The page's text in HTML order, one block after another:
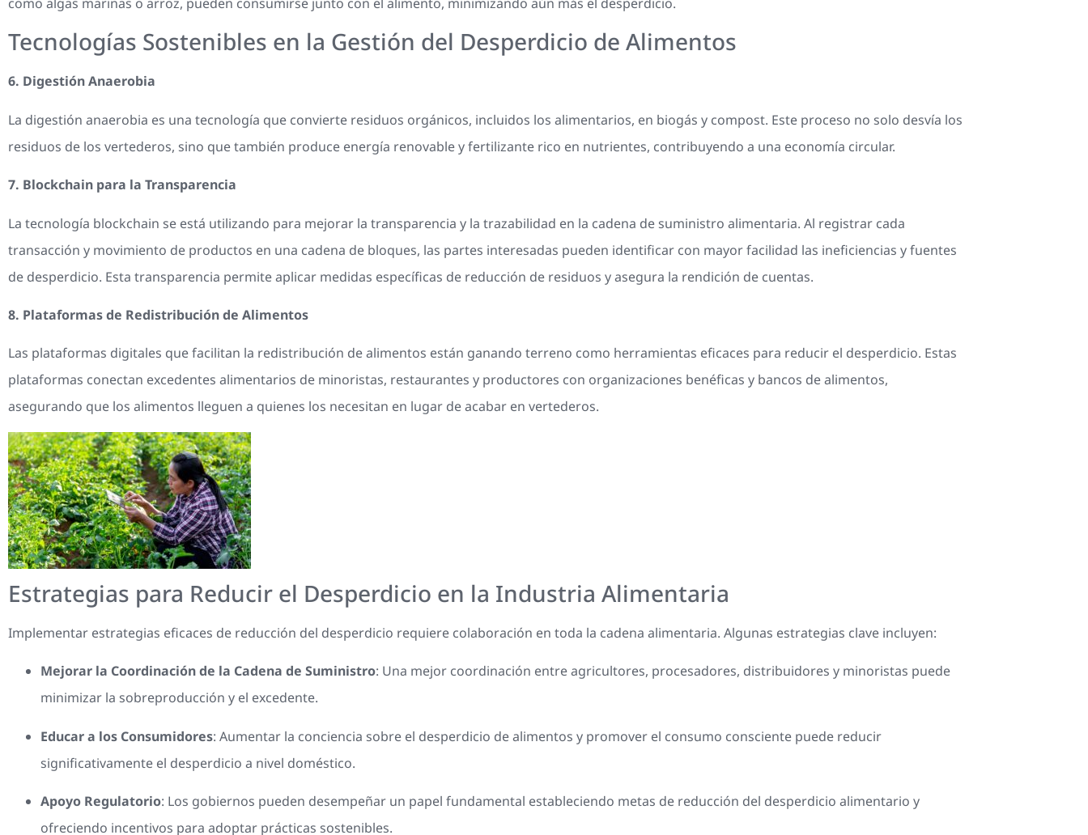
Tecnologías Sostenibles en la Gestión del Desperdicio de Alimentos
6. Digestión Anaerobia
La digestión anaerobia es una tecnología que convierte residuos orgánicos, incluidos los alimentarios, en biogás y compost. Este proceso no solo desvía los
residuos de los vertederos, sino que también produce energía renovable y fertilizante rico en nutrientes, contribuyendo a una economía circular.
7. Blockchain para la Transparencia
La tecnología blockchain se está utilizando para mejorar la transparencia y la trazabilidad en la cadena de suministro alimentaria. Al registrar cada
transacción y movimiento de productos en una cadena de bloques, las partes interesadas pueden identificar con mayor facilidad las ineficiencias y fuentes
de desperdicio. Esta transparencia permite aplicar medidas específicas de reducción de residuos y asegura la rendición de cuentas.
8. Plataformas de Redistribución de Alimentos
Las plataformas digitales que facilitan la redistribución de alimentos están ganando terreno como herramientas eficaces para reducir el desperdicio. Estas
plataformas conectan excedentes alimentarios de minoristas, restaurantes y productores con organizaciones benéficas y bancos de alimentos,
asegurando que los alimentos lleguen a quienes los necesitan en lugar de acabar en vertederos.
Estrategias para Reducir el Desperdicio en la Industria Alimentaria
Implementar estrategias eficaces de reducción del desperdicio requiere colaboración en toda la cadena alimentaria. Algunas estrategias clave incluyen:
Mejorar la Coordinación de la Cadena de Suministro: Una mejor coordinación entre agricultores, procesadores, distribuidores y minoristas puede
minimizar la sobreproducción y el excedente.
Educar a los Consumidores: Aumentar la conciencia sobre el desperdicio de alimentos y promover el consumo consciente puede reducir
significativamente el desperdicio a nivel doméstico.
Apoyo Regulatorio: Los gobiernos pueden desempeñar un papel fundamental estableciendo metas de reducción del desperdicio alimentario y
ofreciendo incentivos para adoptar prácticas sostenibles.